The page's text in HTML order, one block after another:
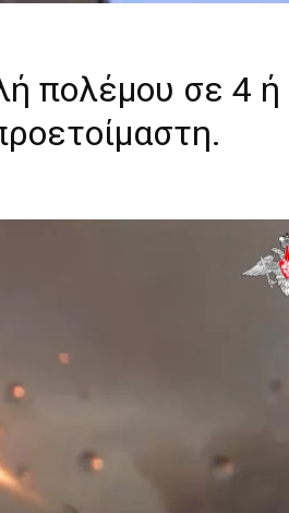
πολέμου σε 4 ή